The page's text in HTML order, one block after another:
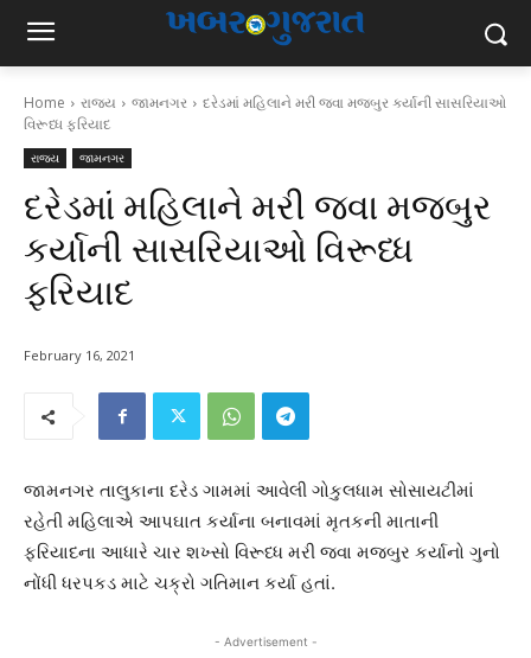
Home રાજ્ય જામનગર
દરેડમાં મહિલાને મરી જવા મજબુર કર્યાની સાસરિયાઓ
વિરૂધ્ધ ફરિયાદ
રાજ્ય જામનગર
દરેડમાં મહિલાને મરી જવા મજબુર
કર્યાની સાસરિયાઓ વિરૂધ્ધ
ફરિયાદ
February 16, 2021
જામનગર તાલુકાના દરેડ ગામમાં આવેલી ગોકુલધામ સોસાયટીમાં
રહેતી મહિલાએ આપઘાત કર્યાના બનાવમાં મૃતકની માતાની
ફરિયાદના આધારે ચાર શખ્સો વિરૂધ્ધ મરી જવા મજબુર કર્યાનો ગુનો
નોંધી ધરપકડ માટે ચક્રો ગતિમાન કર્યા હતાં.
- Advertisement -